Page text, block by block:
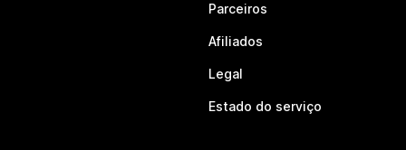
Parceiros
Afiliados
Legal
Estado do serviço